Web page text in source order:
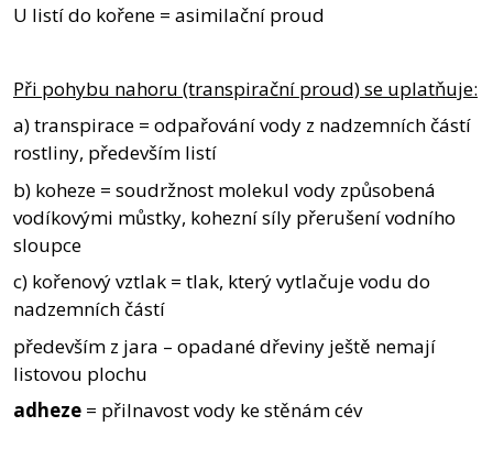
U listí do kořene = asimilační proud
Při pohybu nahoru (transpirační proud) se uplatňuje:
a) transpirace = odpařování vody z nadzemních částí
rostliny, především listí
b) koheze = soudržnost molekul vody způsobená
vodíkovými můstky, kohezní síly přerušení vodního
sloupce
c) kořenový vztlak = tlak, který vytlačuje vodu do
nadzemních částí
především z jara – opadané dřeviny ještě nemají
listovou plochu
adheze = přilnavost vody ke stěnám cév